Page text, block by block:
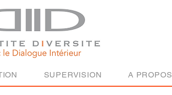
SUPERVISION A PROPOS